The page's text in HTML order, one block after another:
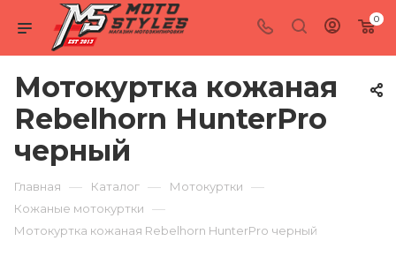
0
Мотокуртка кожаная
Rebelhorn HunterPro
черный
Главная — Каталог — Мотокуртки —
Кожаные мотокуртки —
Мотокуртка кожаная Rebelhorn HunterPro черный